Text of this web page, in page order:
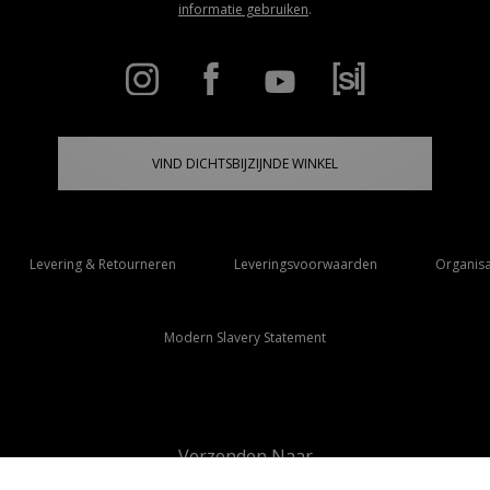
informatie gebruiken.
VIND DICHTSBIJZIJNDE WINKEL
Levering & Retourneren Leveringsvoorwaarden
Modern Slavery Statement
Verzenden Naar